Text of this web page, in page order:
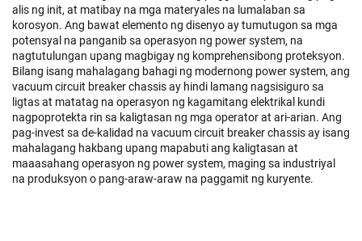
alis ng init, at matibay na mga materyales na lumalaban sa
korosyon. Ang bawat elemento ng disenyo ay tumutugon sa mga
potensyal na panganib sa operasyon ng power system, na
nagtutulungan upang magbigay ng komprehensibong proteksyon.
Bilang isang mahalagang bahagi ng modernong power system, ang
vacuum circuit breaker chassis ay hindi lamang nagsisiguro sa
ligtas at matatag na operasyon ng kagamitang elektrikal kundi
nagpoprotekta rin sa kaligtasan ng mga operator at ari-arian. Ang
pag-invest sa de-kalidad na vacuum circuit breaker chassis ay isang
mahalagang hakbang upang mapabuti ang kaligtasan at
maaasahang operasyon ng power system, maging sa industriyal
na produksyon o pang-araw-araw na paggamit ng kuryente.